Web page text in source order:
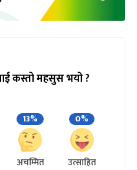
कस्तो महसुस भयो ?
13%
अचम्मित
0%
उत्साहित